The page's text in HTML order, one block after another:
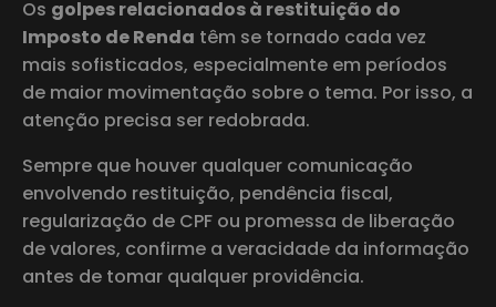
Os golpes relacionados à restituição do
Imposto de Renda têm se tornado cada vez
mais sofisticados, especialmente em períodos
de maior movimentação sobre o tema. Por isso, a
atenção precisa ser redobrada.
Sempre que houver qualquer comunicação
envolvendo restituição, pendência fiscal,
regularização de CPF ou promessa de liberação
de valores, confirme a veracidade da informação
antes de tomar qualquer providência.